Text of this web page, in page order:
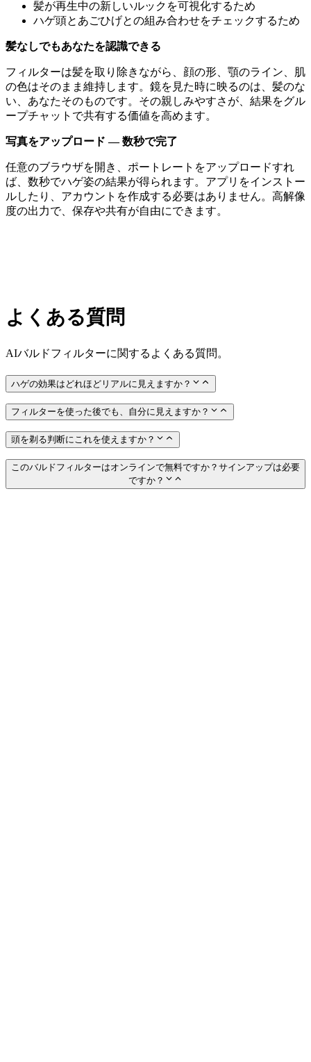
髪が再生中の新しいルックを可視化するため
ハゲ頭とあごひげとの組み合わせをチェックするため
髪なしでもあなたを認識できる
フィルターは髪を取り除きながら、顔の形、顎のライン、肌
の色はそのまま維持します。鏡を見た時に映るのは、髪のな
い、あなたそのものです。その親しみやすさが、結果をグル
ープチャットで共有する価値を高めます。
写真をアップロード — 数秒で完了
任意のブラウザを開き、ポートレートをアップロードすれ
ば、数秒でハゲ姿の結果が得られます。アプリをインストー
ルしたり、アカウントを作成する必要はありません。高解像
度の出力で、保存や共有が自由にできます。
よくある質問
AIバルドフィルターに関するよくある質問。
ハゲの効果はどれほどリアルに見えますか？
フィルターを使った後でも、自分に見えますか？
頭を剃る判断にこれを使えますか？
このバルドフィルターはオンラインで無料ですか？サインアップは必要
ですか？